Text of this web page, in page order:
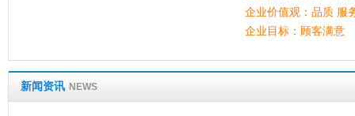
企业价值观：品质 服
企业目标：顾客满意
新闻资讯 NEWS